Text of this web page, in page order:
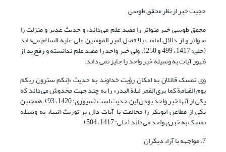
حجیت خبر از نظر محقق طوسی
محقق طوسی خبر متواتر را مفید علم می‌داند، و حدیث غدیر و منزلت را
متواتر و از دلائل امامت بلا فصل امیر المومنین علی علیه السلام می‌داند
(حلی: 1417، 499 و 250). ولی خبر واحد را مفید علم ندانسته و رفع ید از
ظهور آیات به وسیله خبر واحد را جایز نمی داند.
وی تمسک قائلان به امکان رؤیت خداوند به حدیث «إنکم سترون ربکم
یوم القیامة کما یری القمر لیلة البدر» را به چند جهت مخدوش می‌داند که
یکی از آنها خبر واحد بودن این حدیث است (سیوری: 1420، 93). همچنین
یکی از مطاعن ابوبکر را مخالفت با آیات دال بر توریث انبیاء به وسیله
تمسک به خبری واحد می‌داند (حلی: 1417، 504).
7. مواجهه با آراء دیگران